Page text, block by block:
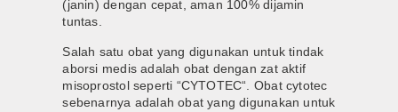
(janin) dengan cepat, aman 100% dijamin
tuntas.
Salah satu obat yang digunakan untuk tindak
aborsi medis adalah obat dengan zat aktif
misoprostol seperti “CYTOTEC“. Obat cytotec
sebenarnya adalah obat yang digunakan untuk